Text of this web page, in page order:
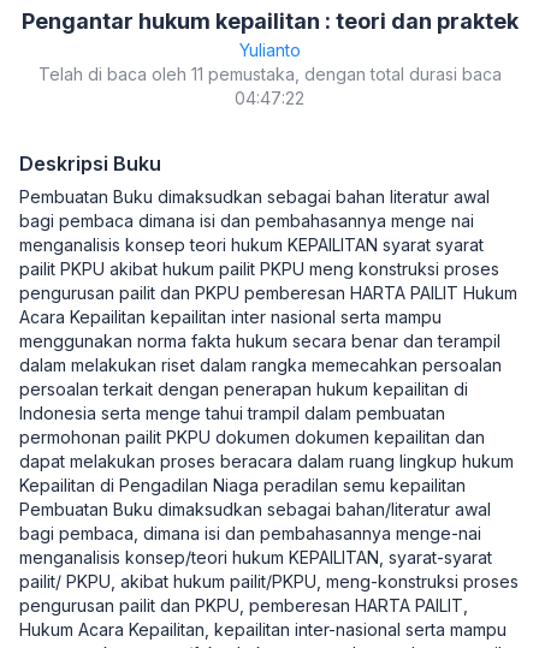
Pengantar hukum kepailitan : teori dan praktek
Yulianto
Telah di baca oleh 11 pemustaka, dengan total durasi baca
04:47:22
Deskripsi Buku
Pembuatan Buku dimaksudkan sebagai bahan literatur awal
bagi pembaca dimana isi dan pembahasannya menge nai
menganalisis konsep teori hukum KEPAILITAN syarat syarat
pailit PKPU akibat hukum pailit PKPU meng konstruksi proses
pengurusan pailit dan PKPU pemberesan HARTA PAILIT Hukum
Acara Kepailitan kepailitan inter nasional serta mampu
menggunakan norma fakta hukum secara benar dan terampil
dalam melakukan riset dalam rangka memecahkan persoalan
persoalan terkait dengan penerapan hukum kepailitan di
Indonesia serta menge tahui trampil dalam pembuatan
permohonan pailit PKPU dokumen dokumen kepailitan dan
dapat melakukan proses beracara dalam ruang lingkup hukum
Kepailitan di Pengadilan Niaga peradilan semu kepailitan
Pembuatan Buku dimaksudkan sebagai bahan/literatur awal
bagi pembaca, dimana isi dan pembahasannya menge-nai
menganalisis konsep/teori hukum KEPAILITAN, syarat-syarat
pailit/ PKPU, akibat hukum pailit/PKPU, meng-konstruksi proses
pengurusan pailit dan PKPU, pemberesan HARTA PAILIT,
Hukum Acara Kepailitan, kepailitan inter-nasional serta mampu